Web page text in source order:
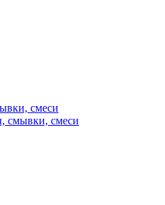
смеси
смывки, смеси